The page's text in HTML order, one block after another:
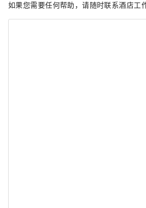
如果您需要任何帮助，请随时联系酒店工